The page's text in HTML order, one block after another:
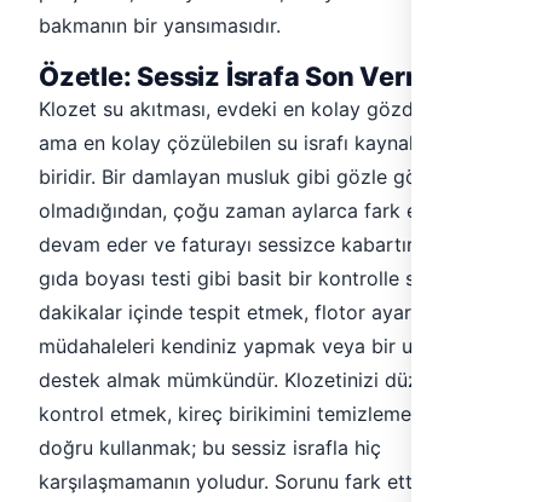
bakmanın bir yansımasıdır.
Özetle: Sessiz İsrafa Son Vermek
Klozet su akıtması, evdeki en kolay gözden kaçan
ama en kolay çözülebilen su israfı kaynaklarından
biridir. Bir damlayan musluk gibi gözle görülür
olmadığından, çoğu zaman aylarca fark edilmeden
devam eder ve faturayı sessizce kabartır. Oysa
gıda boyası testi gibi basit bir kontrolle sorunu
dakikalar içinde tespit etmek, flotor ayarı gibi
müdahaleleri kendiniz yapmak veya bir uzmandan
destek almak mümkündür. Klozetinizi düzenli
kontrol etmek, kireç birikimini temizlemek ve
doğru kullanmak; bu sessiz israfla hiç
karşılaşmamanın yoludur. Sorunu fark ettiğinizde